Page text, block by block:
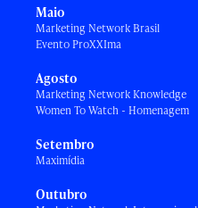
Maio
Marketing Network Brasil
Evento ProXXIma
Agosto
Marketing Network Knowledge
Women To Watch - Homenagem
Setembro
Maximídia
Outubro